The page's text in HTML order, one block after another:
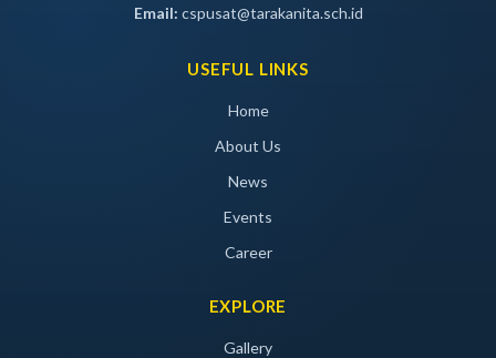
Email: cspusat@tarakanita.sch.id
USEFUL LINKS
Home
About Us
News
Events
Career
EXPLORE
Gallery